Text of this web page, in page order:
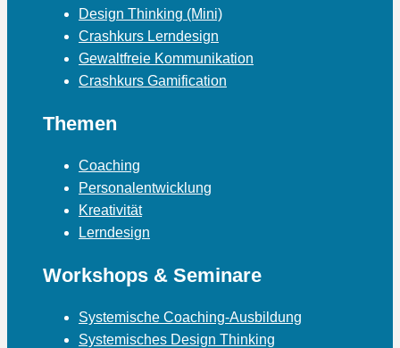
Design Thinking (Mini)
Crashkurs Lerndesign
Gewaltfreie Kommunikation
Crashkurs Gamification
Themen
Coaching
Personalentwicklung
Kreativität
Lerndesign
Workshops & Seminare
Systemische Coaching-Ausbildung
Systemisches Design Thinking